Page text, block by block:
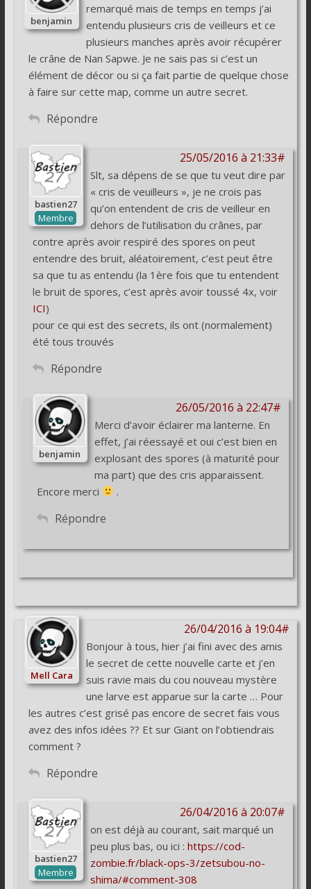
benjamin
remarqué mais de temps en temps j’ai
entendu plusieurs cris de veilleurs et ce
plusieurs manches après avoir récupérer
le crâne de Nan Sapwe. Je ne sais pas si c’est un
élément de décor ou si ça fait partie de quelque chose
à faire sur cette map, comme un autre secret.
Répondre
25/05/2016 à 21:33#
bastien27
Membre
Slt, sa dépens de se que tu veut dire par
« cris de veuilleurs », je ne crois pas
qu’on entendent de cris de veilleur en
dehors de l’utilisation du crânes, par
contre après avoir respiré des spores on peut
entendre des bruit, aléatoirement, c’est peut être
sa que tu as entendu (la 1ère fois que tu entendent
le bruit de spores, c’est après avoir toussé 4x, voir
ICI)
pour ce qui est des secrets, ils ont (normalement)
été tous trouvés
Répondre
26/05/2016 à 22:47#
benjamin
Merci d’avoir éclairer ma lanterne. En
effet, j’ai réessayé et oui c’est bien en
explosant des spores (à maturité pour
ma part) que des cris apparaissent.
Encore merci
.
Répondre
26/04/2016 à 19:04#
Mell Cara
Bonjour à tous, hier j’ai fini avec des amis
le secret de cette nouvelle carte et j’en
suis ravie mais du cou nouveau mystère
une larve est apparue sur la carte … Pour
les autres c’est grisé pas encore de secret fais vous
avez des infos idées ?? Et sur Giant on l’obtiendrais
comment ?
Répondre
26/04/2016 à 20:07#
bastien27
Membre
on est déjà au courant, sait marqué un
peu plus bas, ou ici : https://cod-
zombie.fr/black-ops-3/zetsubou-no-
shima/#comment-308